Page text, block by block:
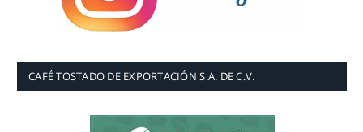
CAFÉ TOSTADO DE EXPORTACIÓN S.A. DE C.V.